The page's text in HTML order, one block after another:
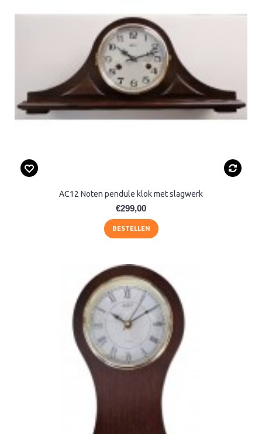
AC12 Noten pendule klok met slagwerk
€299,00
BESTELLEN